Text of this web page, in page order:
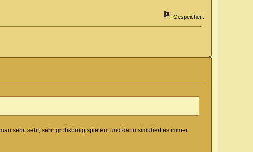
Gespeichert
sehr, sehr, sehr grobkörnig spielen, und dann simuliert es immer